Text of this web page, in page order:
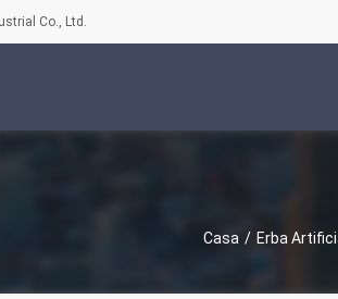
Co., Ltd.
Casa / Erba